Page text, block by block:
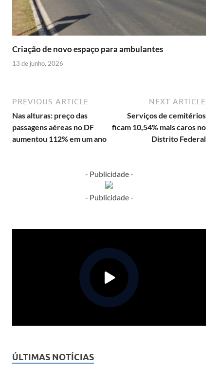
Criação de novo espaço para ambulantes
13 de junho, 2026
PREVIOUS ARTICLE
Nas alturas: preço das
passagens aéreas no DF
aumentou 112% em um ano
NEXT ARTICLE
Serviços de cemitérios
ficam 10,54% mais caros no
Distrito Federal
- Publicidade -
- Publicidade -
ÚLTIMAS NOTÍCIAS